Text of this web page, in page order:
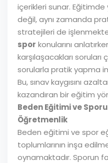
içerikleri sunar.
değil, aynı zamanda
stratejileri de
spor konularını
karşılaşacakları
sorularla pratik yapma
Bu, sınav kaygısını
kazandıran bir eğitim
Beden Eğitimi ve
Öğretmenlik
Beden eğitimi ve spor
toplumlarının inşa
oynamaktadır. Sporun